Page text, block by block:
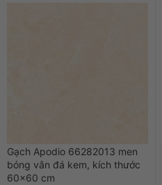
Gạch Apodio 66282013 men
bóng vân đá kem, kích thước
60×60 cm